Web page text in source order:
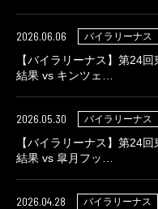
2026.06.06 バイラリーナス
【バイラリーナス】第24
結果 vs キンツェ…
2026.05.30 バイラリーナス
【バイラリーナス】第24
結果 vs 皐月フッ…
2026.04.28 バイラリーナス